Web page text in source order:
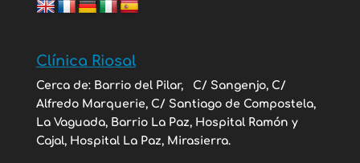
Clínica Riosal
Cerca de: Barrio del Pilar, C/ Sangenjo, C/
Alfredo Marquerie, C/ Santiago de Compostela,
La Vaguada, Barrio La Paz, Hospital Ramón y
Cajal, Hospital La Paz, Mirasierra.